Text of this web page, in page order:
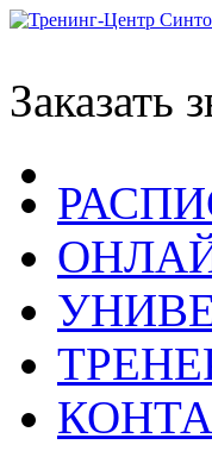
Заказать